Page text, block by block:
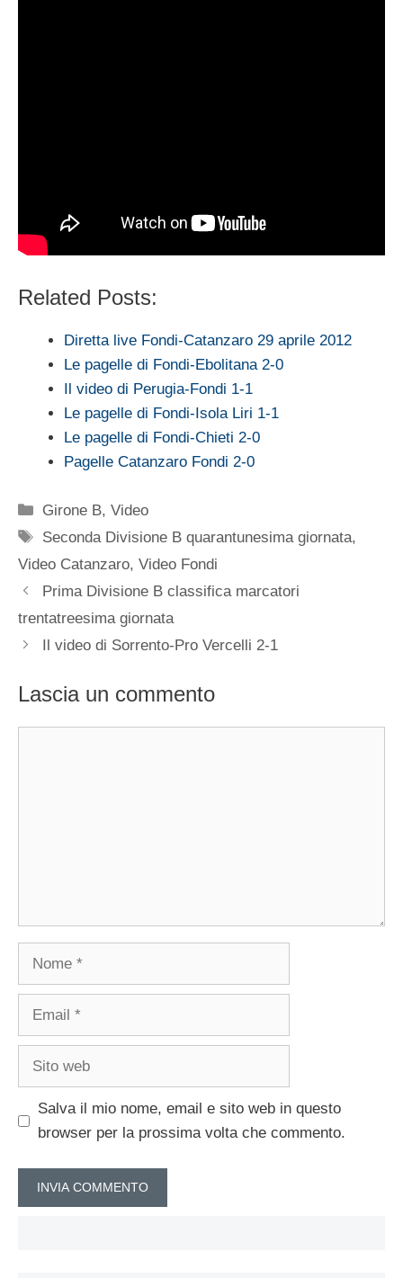
Related Posts:
Diretta live Fondi-Catanzaro 29 aprile 2012
Le pagelle di Fondi-Ebolitana 2-0
Il video di Perugia-Fondi 1-1
Le pagelle di Fondi-Isola Liri 1-1
Le pagelle di Fondi-Chieti 2-0
Pagelle Catanzaro Fondi 2-0
Categorie
Girone B,Video
Tag
Seconda Divisione B quarantunesima giornata,
Video Catanzaro, Video Fondi
Prima Divisione B classifica marcatori
trentatreesima giornata
Il video di Sorrento-Pro Vercelli 2-1
Lascia un commento
Nome
Email
Sito
Salva il mio nome, email e sito web in questo
browser per la prossima volta che commento.